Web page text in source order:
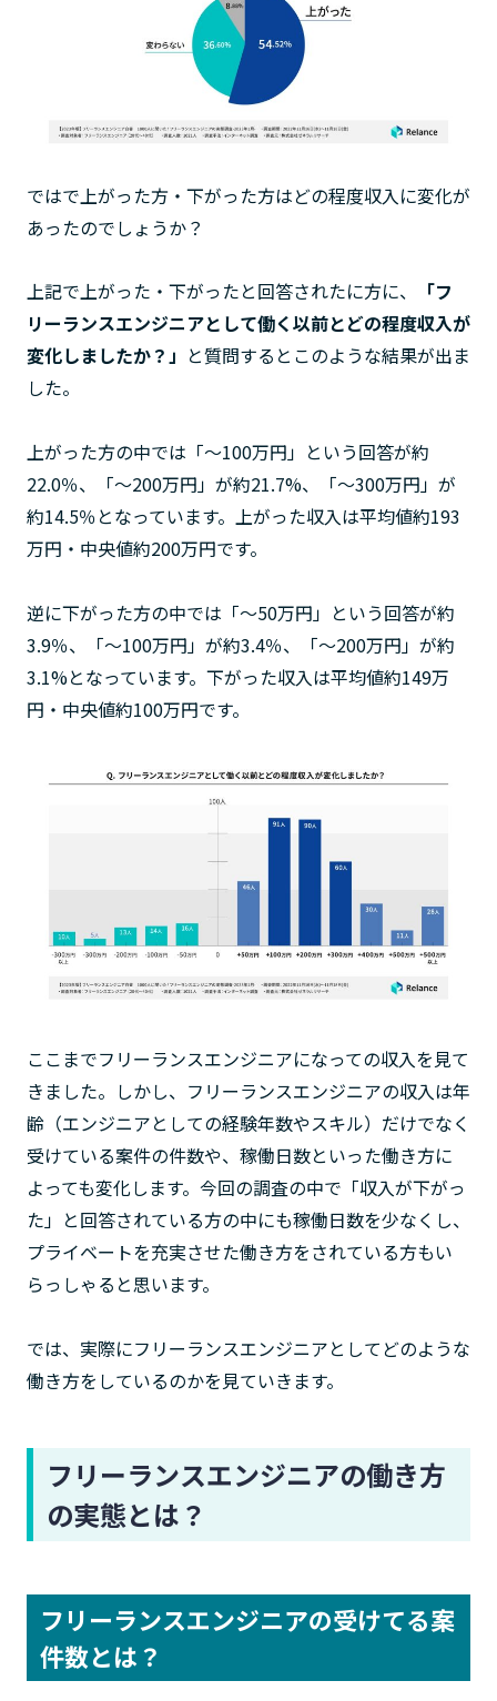
ではで上がった方・下がった方はどの程度収入に変化が
あったのでしょうか？
上記で上がった・下がったと回答されたに方に、 「フ
リーランスエンジニアとして働く以前とどの程度収入が
変化しましたか？」 と質問するとこのような結果が出ま
した。
上がった方の中では「〜100万円」という回答が約
22.0％、「〜200万円」が約21.7%、「〜300万円」が
約14.5％となっています。上がった収入は平均値約193
万円・中央値約200万円です。
逆に下がった方の中では「～50万円」という回答が約
3.9％、「〜100万円」が約3.4％、「～200万円」が約
3.1%となっています。下がった収入は平均値約149万
円・中央値約100万円です。
ここまでフリーランスエンジニアになっての収入を見て
きました。しかし、フリーランスエンジニアの収入は年
齢（エンジニアとしての経験年数やスキル）だけでなく
受けている案件の件数や、稼働日数といった働き方に
よっても変化します。今回の調査の中で「収入が下がっ
た」と回答されている方の中にも稼働日数を少なくし、
プライベートを充実させた働き方をされている方もい
らっしゃると思います。
では、実際にフリーランスエンジニアとしてどのような
働き方をしているのかを見ていきます。
フリーランスエンジニアの働き方
の実態とは？
フリーランスエンジニアの受けてる案
件数とは？